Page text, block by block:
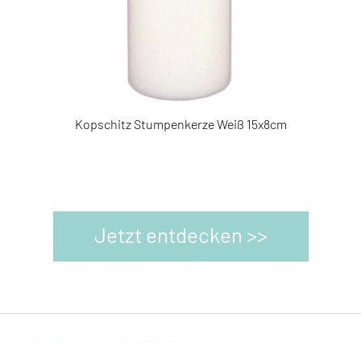
Kopschitz Stumpenkerze Weiß 15x8cm406062
Jetzt entdecken >>